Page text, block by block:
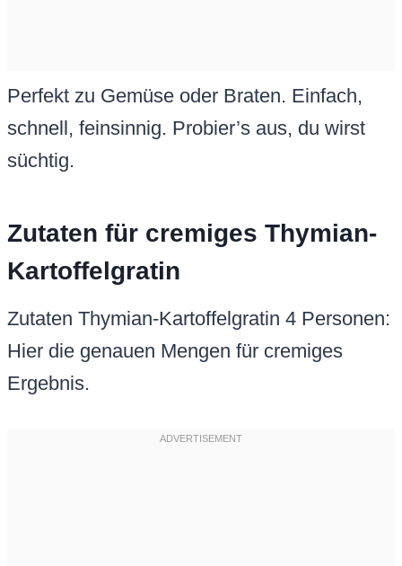
Perfekt zu Gemüse oder Braten. Einfach,
schnell, feinsinnig. Probier’s aus, du wirst
süchtig.
Zutaten für cremiges Thymian-
Kartoffelgratin
Zutaten Thymian-Kartoffelgratin 4 Personen:
Hier die genauen Mengen für cremiges
Ergebnis.